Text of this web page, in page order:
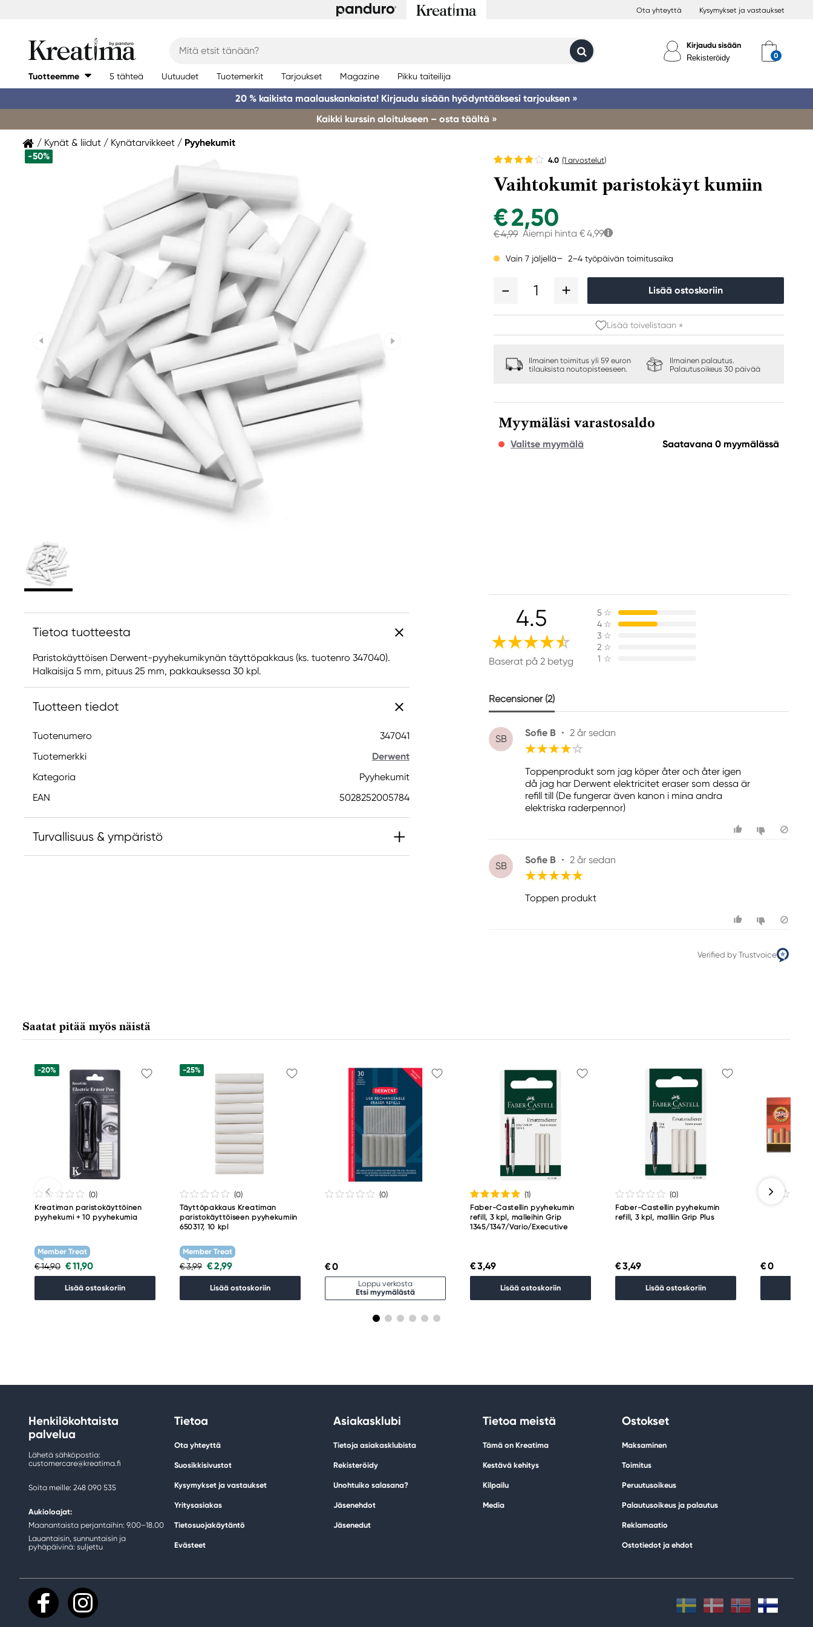
Ota yhteyttä Kysymykset ja vastaukset
Kirjaudu sisään
Rekisteröidy
Tuotteemme 5 tähteä Uutuudet Tuotemerkit Tarjoukset Magazine Pikku taiteilija
20 % kaikista maalauskankaista! Kirjaudu sisään hyödyntääksesi tarjouksen »
Kaikki kurssin aloitukseen – osta täältä »
Kynät & liidut Kynätarvikkeet Pyyhekumit
-50% 4.0 (1 arvostelut)
Vaihtokumit paristokäyt kumiin
€ 2,50
€ 4,99 Aiempi hinta € 4,99
Vain 7 jäljellä 2–4 työpäivän toimitusaika
1 Lisää ostoskoriin
Lisää toivelistaan »
Ilmainen toimitus yli 59 euron
tilauksista noutopisteeseen.
Ilmainen palautus.
Palautusoikeus 30 päivää
Myymäläsi varastosaldo
Valitse myymälä Saatavana 0 myymälässä
Tietoa tuotteesta
Paristokäyttöisen Derwent-pyyhekumikynän täyttöpakkaus (ks. tuotenro 347040).
Halkaisija 5 mm, pituus 25 mm, pakkauksessa 30 kpl.
Tuotteen tiedot
Tuotenumero
347041
Tuotemerkki
Derwent
Kategoria
Pyyhekumit
EAN
5028252005784
Turvallisuus & ympäristö
4.5
Baserat på 2 betyg
5 ☆
4 ☆
3 ☆
2 ☆
1 ☆
Recensioner (2)
SB
Sofie B • 2 år sedan
Toppenprodukt som jag köper åter och åter igen
då jag har Derwent elektricitet eraser som dessa är
refill till (De fungerar även kanon i mina andra
elektriska raderpennor)
SB
Sofie B • 2 år sedan
Toppen produkt
Verified by Trustvoice
Saatat pitää myös näistä
-20%
(0)
Kreatiman paristokäyttöinen
pyyhekumi + 10 pyyhekumia
Member Treat
€ 14,90 € 11,90
Lisää ostoskoriin
-25%
(0)
Täyttöpakkaus Kreatiman
paristokäyttöiseen pyyhekumiin
650317, 10 kpl
Member Treat
€ 3,99 € 2,99
Lisää ostoskoriin
(0)
€ 0
Loppu verkosta
Etsi myymälästä
(1)
Faber-Castellin pyyhekumin
refill, 3 kpl, malleihin Grip
1345/1347/Vario/Executive
€ 3,49
Lisää ostoskoriin
(0)
Faber-Castellin pyyhekumin
refill, 3 kpl, malliin Grip Plus
€ 3,49
Lisää ostoskoriin
€ 0
Henkilökohtaista
palvelua
Lähetä sähköpostia:
customercare@kreatima.fi
Soita meille: 248 090 535
Aukioloajat:
Maanantaista perjantaihin: 9.00–18.00
Lauantaisin, sunnuntaisin ja
pyhäpäivinä: suljettu
Tietoa
Ota yhteyttä
Suosikkisivustot
Kysymykset ja vastaukset
Yritysasiakas
Tietosuojakäytäntö
Evästeet
Asiakasklubi
Tietoja asiakasklubista
Rekisteröidy
Unohtuiko salasana?
Jäsenehdot
Jäsenedut
Tietoa meistä
Tämä on Kreatima
Kestävä kehitys
Kilpailu
Media
Ostokset
Maksaminen
Toimitus
Peruutusoikeus
Palautusoikeus ja palautus
Reklamaatio
Ostotiedot ja ehdot